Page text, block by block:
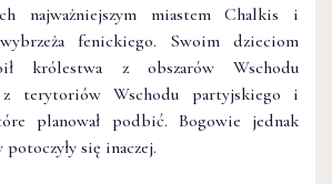
najważniejszym miastem Chalkis i
fenickiego. Swoim dzieciom
królestwa z obszarów Wschodu
z terytoriów Wschodu partyjskiego i
planował podbić. Bogowie jednak
się inaczej.